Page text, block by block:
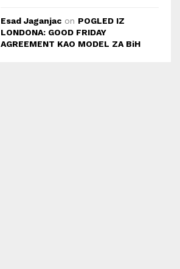
Esad Jaganjac on POGLED IZ
LONDONA: GOOD FRIDAY
AGREEMENT KAO MODEL ZA BiH